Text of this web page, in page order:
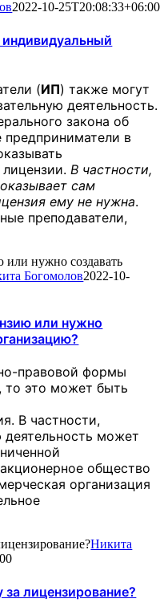
2022-10-25T20:08:33+06:00
(ИП) также могут
деятельность.
закона об
предприниматели в
В частности,
сам
ему не нужна.
преподаватели,
нужно создавать
Богомолов2022-10-
или нужно
правовой формы
то это может быть
В частности,
деятельность может
общество
организация
Никита
лицензирование?